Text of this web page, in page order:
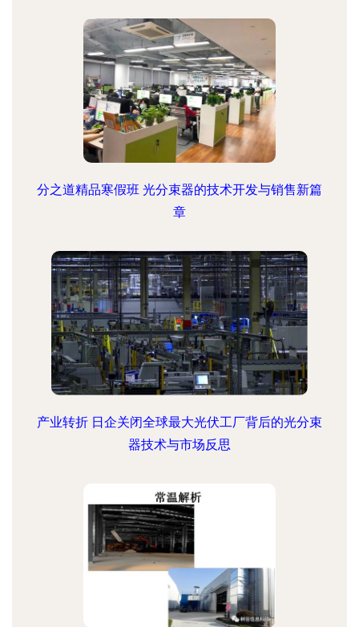
分之道精品寒假班 光分束器的技术开发与销售新篇
章
产业转折 日企关闭全球最大光伏工厂背后的光分束
器技术与市场反思